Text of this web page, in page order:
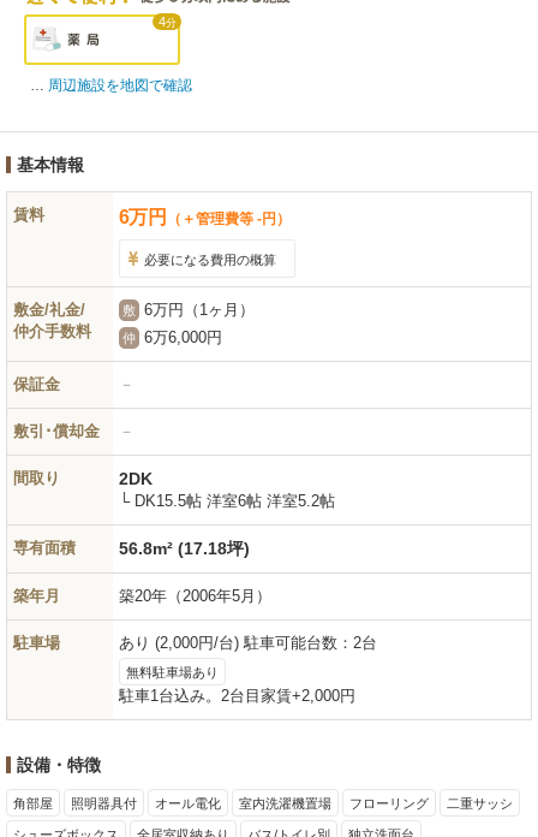
4分
周辺施設を地図で確認
基本情報
賃料 6万円 （＋管理費等 -円）
必要になる費用の概算
敷金/礼金/
仲介手数料
敷 6万円（1ヶ月）
仲 6万6,000円
保証金 －
敷引･償却金 －
間取り 2DK
└ DK15.5帖 洋室6帖 洋室5.2帖
専有面積 56.8m² (17.18坪)
築年月 築20年 （2006年5月）
駐車場 あり (2,000円/台) 駐車可能台数：2台
無料駐車場あり
駐車1台込み。2台目家賃+2,000円
設備・特徴
角部屋 照明器具付 オール電化 室内洗濯機置場 フローリング 二重サッシ